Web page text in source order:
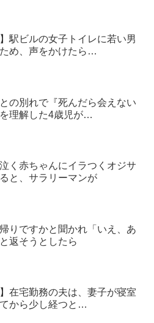
】駅ビルの女子トイレに若い男
め、声をかけたら…
の別れで『死んだら会えない
理解した4歳児が…
く赤ちゃんにイラつくオジサ
と、サラリーマンが
りですかと聞かれ「いえ、あ
返そうとしたら
】在宅勤務の夫は、妻子が寝室
から少し経つと…